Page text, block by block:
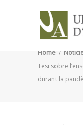
Home/
Tesi sobre
durant la